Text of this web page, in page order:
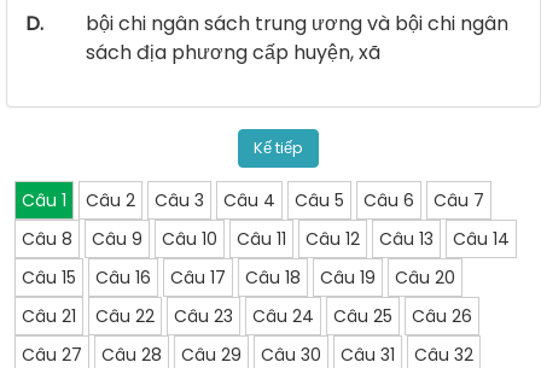
D.
bội chi ngân sách trung ương và bội chi ngân
sách địa phương cấp huyện, xã
Kế tiếp
Câu 1 Câu 2 Câu 3 Câu 4 Câu 5 Câu 6
Câu 7
Câu 8
Câu 9 Câu 10 Câu 11 Câu 12 Câu 13
Câu 14
Câu 15
Câu 16 Câu 17 Câu 18 Câu 19
Câu 20
Câu 21
Câu 22 Câu 23 Câu 24 Câu 25
Câu 26
Câu 27
Câu 28 Câu 29 Câu 30 Câu 31
Câu 32